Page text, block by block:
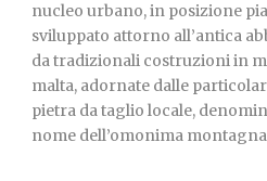
nucleo urbano, in posizione
sviluppato attorno all’antica
da tradizionali costruzioni in
malta, adornate dalle
pietra da taglio locale,
nome dell’omonima